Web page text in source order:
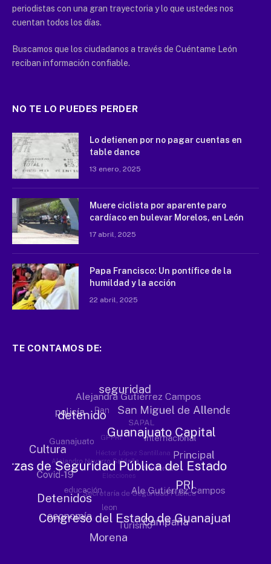
periodistas con una gran trayectoria y lo que ustedes nos
cuentan todos los días.
Buscamos que los ciudadanos a través de Cuéntame León
reciban información confiable.
NO TE LO PUEDES PERDER
Lo detienen por no pagar cuentas en
table dance
13 enero, 2025
Muere ciclista por aparente paro
cardíaco en bulevar Morelos, en León
17 abril, 2025
Papa Francisco: Un pontífice de la
humildad y la acción
22 abril, 2025
TE CONTAMOS DE: